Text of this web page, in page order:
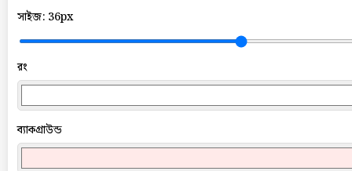
সাইজ: 36px
রং
ব্যাকগ্রাউন্ড